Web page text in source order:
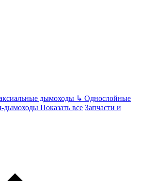
дымоходы ↳ Однослойные
дымоходы Показать все Запчасти и